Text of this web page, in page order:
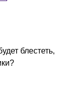
блестеть,